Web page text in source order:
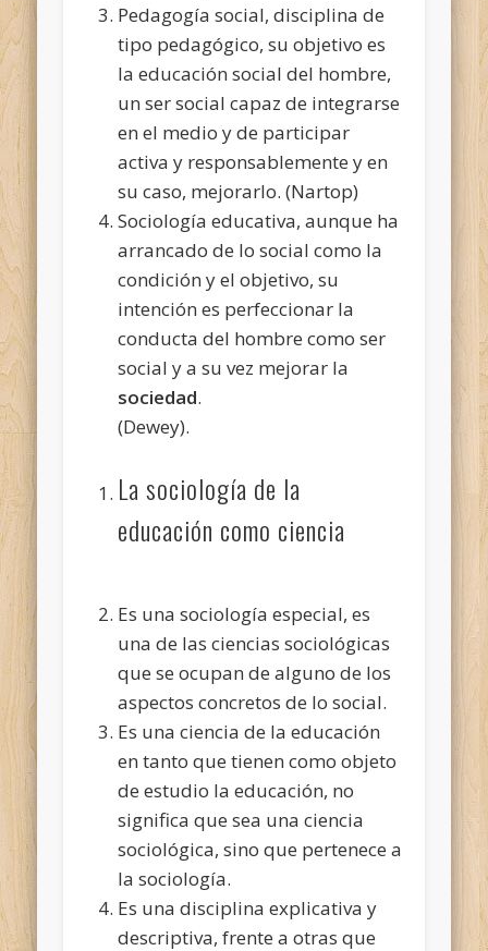
Pedagogía social, disciplina de
tipo pedagógico, su objetivo es
la educación social del hombre,
un ser social capaz de integrarse
en el medio y de participar
activa y responsablemente y en
su caso, mejorarlo. (Nartop)
Sociología educativa, aunque ha
arrancado de lo social como la
condición y el objetivo, su
intención es perfeccionar la
conducta del hombre como ser
social y a su vez mejorar la
sociedad.
(Dewey).
La sociología de la
educación como ciencia
Es una sociología especial, es
una de las ciencias sociológicas
que se ocupan de alguno de los
aspectos concretos de lo social.
Es una ciencia de la educación
en tanto que tienen como objeto
de estudio la educación, no
significa que sea una ciencia
sociológica, sino que pertenece a
la sociología.
Es una disciplina explicativa y
descriptiva, frente a otras que